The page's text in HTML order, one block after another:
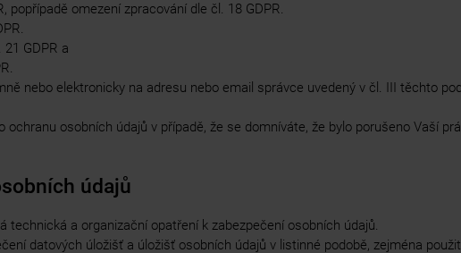
popřípadě omezení zpracování dle čl. 18 GDPR.
GDPR a
nebo elektronicky na adresu nebo email správce uvedený v čl. III těchto
osobních údajů v případě, že se domníváte, že bylo porušeno Vaší
údajů
technická a organizační opatření k zabezpečení osobních údajů.
datových úložišť a úložišť osobních údajů v listinné podobě, zejména